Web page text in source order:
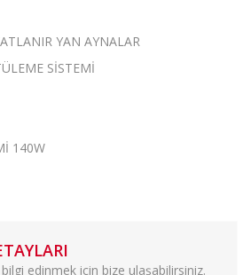
YAN AYNALAR
SİSTEMİ
140W
edinmek için bize ulaşabilirsiniz.